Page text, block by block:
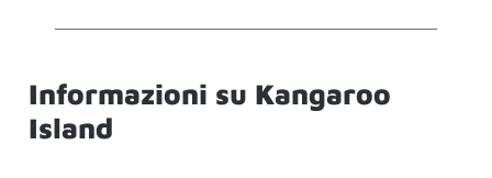
Informazioni su Kangaroo
Island